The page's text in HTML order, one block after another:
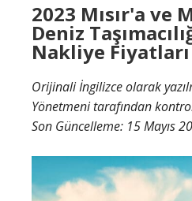
2023 Mısır'a ve
Deniz
Nakliye Fiyatları
Orijinali İngilizce olarak
Yönetmeni tarafından
Son Güncelleme: 15 Mayıs